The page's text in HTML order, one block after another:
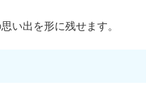
い出を形に残せます。